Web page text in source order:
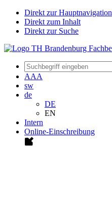
Direkt zur Hauptnavigation
Direkt zum Inhalt
Direkt zur Suche
AAA
sw
de
DE
EN
Intern
Online-Einschreibung